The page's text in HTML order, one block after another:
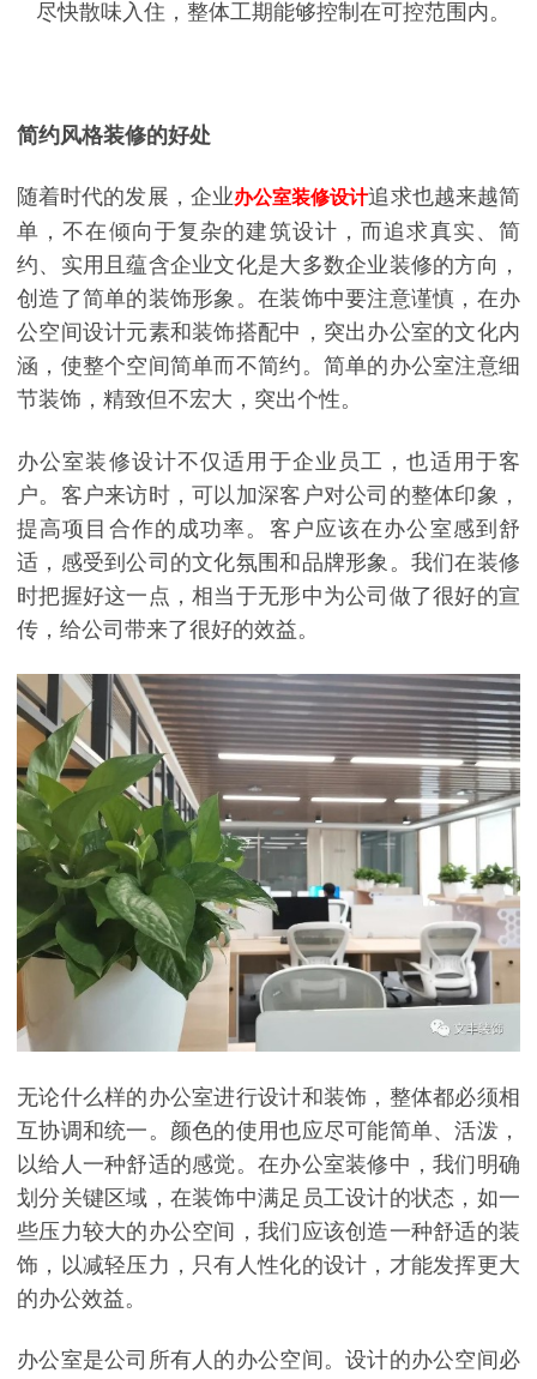
尽快散味入住，整体工期能够控制在可控范围内。
简约风格装修的好处
随着时代的发展，企业办公室装修设计追求也越来越简
单，不在倾向于复杂的建筑设计，而追求真实、简
约、实用且蕴含企业文化是大多数企业装修的方向，
创造了简单的装饰形象。在装饰中要注意谨慎，在办
公空间设计元素和装饰搭配中，突出办公室的文化内
涵，使整个空间简单而不简约。简单的办公室注意细
节装饰，精致但不宏大，突出个性。
办公室装修设计不仅适用于企业员工，也适用于客
户。客户来访时，可以加深客户对公司的整体印象，
提高项目合作的成功率。客户应该在办公室感到舒
适，感受到公司的文化氛围和品牌形象。我们在装修
时把握好这一点，相当于无形中为公司做了很好的宣
传，给公司带来了很好的效益。
无论什么样的办公室进行设计和装饰，整体都必须相
互协调和统一。颜色的使用也应尽可能简单、活泼，
以给人一种舒适的感觉。在办公室装修中，我们明确
划分关键区域，在装饰中满足员工设计的状态，如一
些压力较大的办公空间，我们应该创造一种舒适的装
饰，以减轻压力，只有人性化的设计，才能发挥更大
的办公效益。
办公室是公司所有人的办公空间。设计的办公空间必